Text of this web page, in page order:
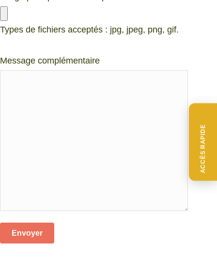
ACCÈS RAPIDE
Types de fichiers acceptés : jpg, jpeg, png, gif.
Message complémentaire